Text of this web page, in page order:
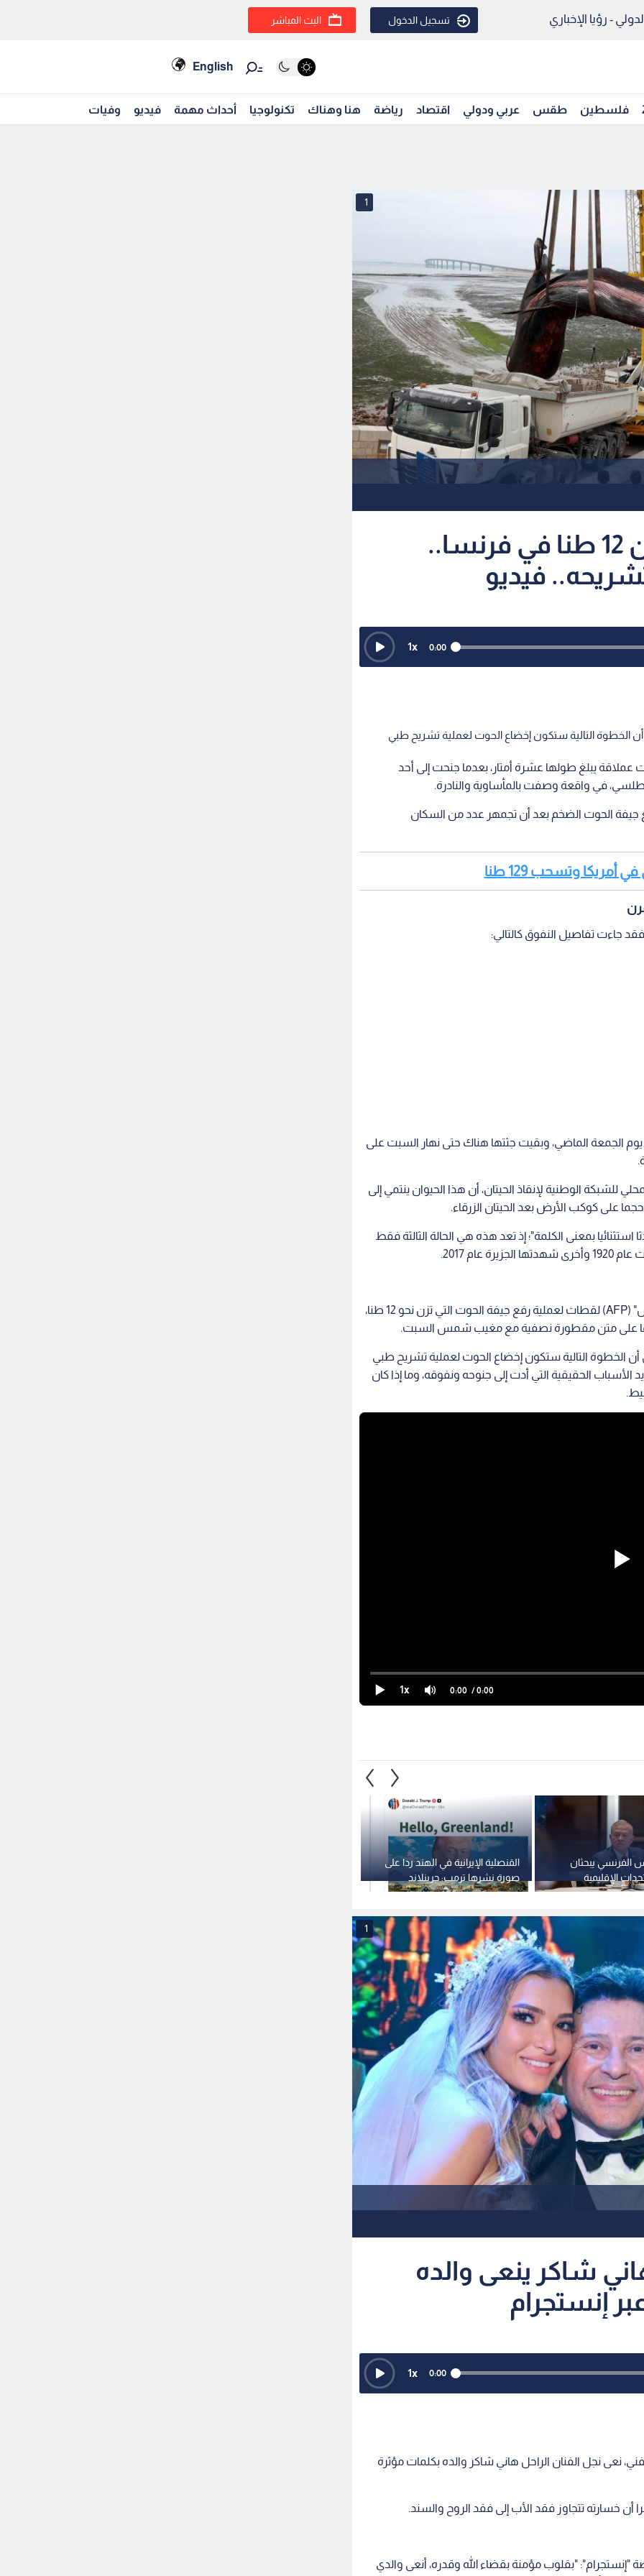
- رؤيا الإخباري تسجيل الدخول البث المباشر
English
فلسطين طقس عربي ودولي اقتصاد رياضة هنا وهناك تكنولوجيا أحداث مهمة فيديو وفيات
1
نفوق حوت زعنفي بوزن 12 طنا في فرنسا..
فيديو
0:00
1x
أن الخطوة التالية ستكون إخضاع الحوت لعملية تشريح طبي
يبلغ طولها عشرة أمتار، بعدما جنحت إلى أحد
في واقعة وصفت بالمأساوية والنادرة.
جيفة الحوت الضخم بعد أن تجمهر عدد من السكان
وتسحب 129 طنا
فقد جاءت تفاصيل النفوق كالتالي:
الجمعة الماضي، وبقيت جثتها هناك حتى نهار السبت على
للشبكة الوطنية لإنقاذ الحيتان، أن هذا الحيوان ينتمي إلى
حجما على كوكب الأرض بعد الحيتان الزرقاء.
بمعنى الكلمة"؛ إذ تعد هذه هي الحالة الثالثة فقط
عام 2017.
عملية إخلاء ماراثونية: نقل مصور لوكالة "فرانس بريس" (AFP) لقطات لعملية رفع جيفة الحوت التي تزن نحو 12 طنا،
على متن مقطورة نصفية مع مغيب شمس السبت.
أن الخطوة التالية ستكون إخضاع الحوت لعملية تشريح طبي
الحقيقية التي أدت إلى جنوحه ونفوقه، وما إذا كان
1x 0:00 / 0:00
القنصلية الإيرانية في الهند ردا على
صورة نشرها ترمب: جرينلاند
ليست طفلة
الفرنسي يبحثان
الإقليمية
1
شاكر ينعى والده
إنستجرام
0:00
1x
نعى نجل الفنان الراحل هاني شاكر والده بكلمات مؤثرة
أن خسارته تتجاوز فقد الأب إلى فقد الروح والسند.
"بقلوب مؤمنة بقضاء الله وقدره، أنعى والدي